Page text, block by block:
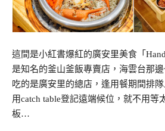
這間是小紅書爆紅的廣安里美食「
是知名的釜山釜飯專賣店，海雲台那
吃的是廣安里的總店，逢用餐期間排
用catch table登記遠端候位，就不用等
板…